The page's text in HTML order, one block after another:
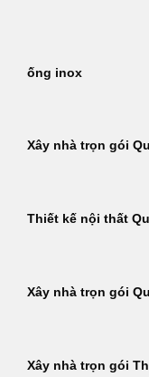
dungống inox
Xây nhà trọn gói
Thiết kế nội thất
Xây nhà trọn gói
Xây nhà trọn gói